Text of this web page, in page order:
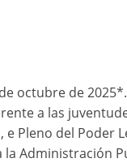
octubre de
a las
Pleno del Poder
Administración